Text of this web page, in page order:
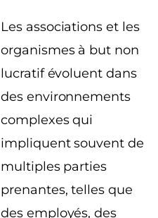
Les associations et les
organismes à but non
lucratif évoluent dans
des environnements
complexes qui
impliquent souvent de
multiples parties
prenantes, telles que
des employés, des